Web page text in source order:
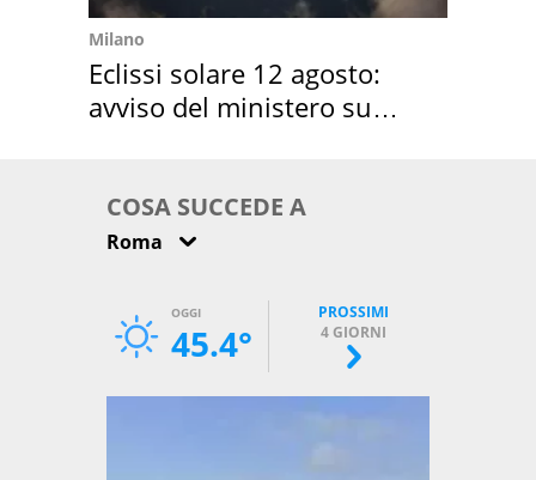
Milano
Eclissi solare 12 agosto:
avviso del ministero su